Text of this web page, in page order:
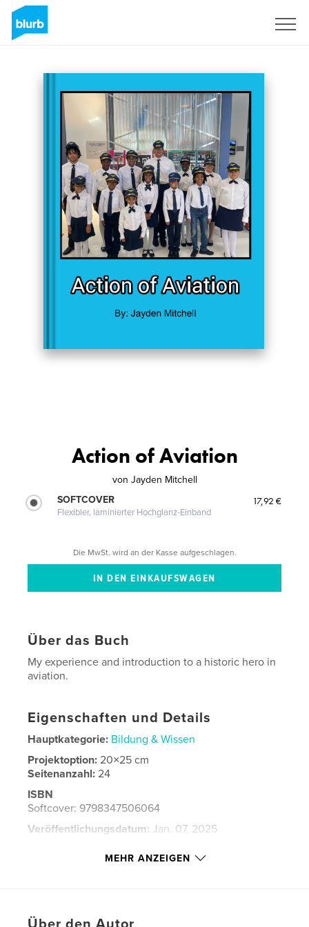
Action of Aviation
von Jayden Mitchell
SOFTCOVER
Flexibler, laminierter Hochglanz-Einband
17,92 €
Die MwSt. wird an der Kasse aufgeschlagen.
Über das Buch
My experience and introduction to a historic hero in
aviation.
Eigenschaften und Details
Hauptkategorie: Bildung & Wissen
Projektoption:20×25 cm
Seitenanzahl:24
ISBN
Softcover: 9798347506064
Veröffentlichungsdatum: Jan. 07, 2025
MEHR ANZEIGEN